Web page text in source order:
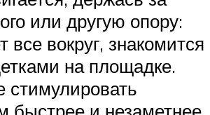
или другую опору:
все вокруг, знакомится
на площадке.